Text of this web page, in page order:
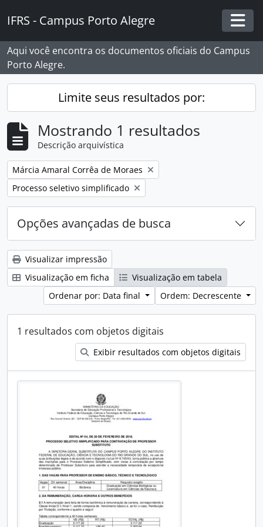
IFRS - Campus Porto Alegre
Aqui você encontra os documentos oficiais do Campus
Porto Alegre.
Limite seus resultados por:
Mostrando 1 resultados
Descrição arquivística
Remover filtro:
Márcia Amaral Corrêa de Moraes
Remover filtro:
Processo seletivo simplificado
Opções avançadas de busca
Visualizar impressão
Visualização em ficha
Visualização em tabela
Ordenar por: Data final
Ordem: Decrescente
1 resultados com objetos digitais
Exibir resultados com objetos digitais